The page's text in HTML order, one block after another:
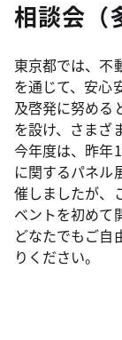
相談会（
東京都では、不
を通じて、安心
及啓発に努める
を設け、さまざ
今年度は、昨年
に関するパネル
催しましたが、
ベントを初めて
どなたでもご自
りください。